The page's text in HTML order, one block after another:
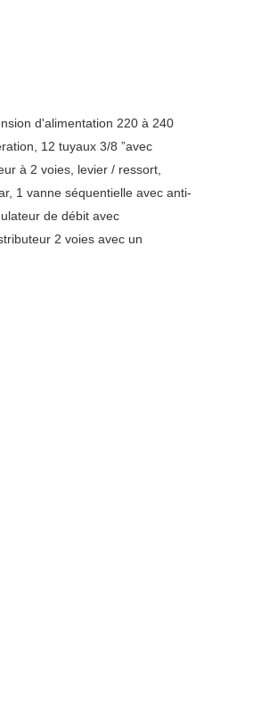
d'alimentation 220 à 240
12 tuyaux 3/8 ”avec
à 2 voies, levier / ressort,
1 vanne séquentielle avec anti-
de débit avec
2 voies avec un